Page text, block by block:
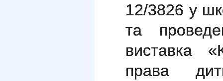
12/3826 у
та
виставка
права